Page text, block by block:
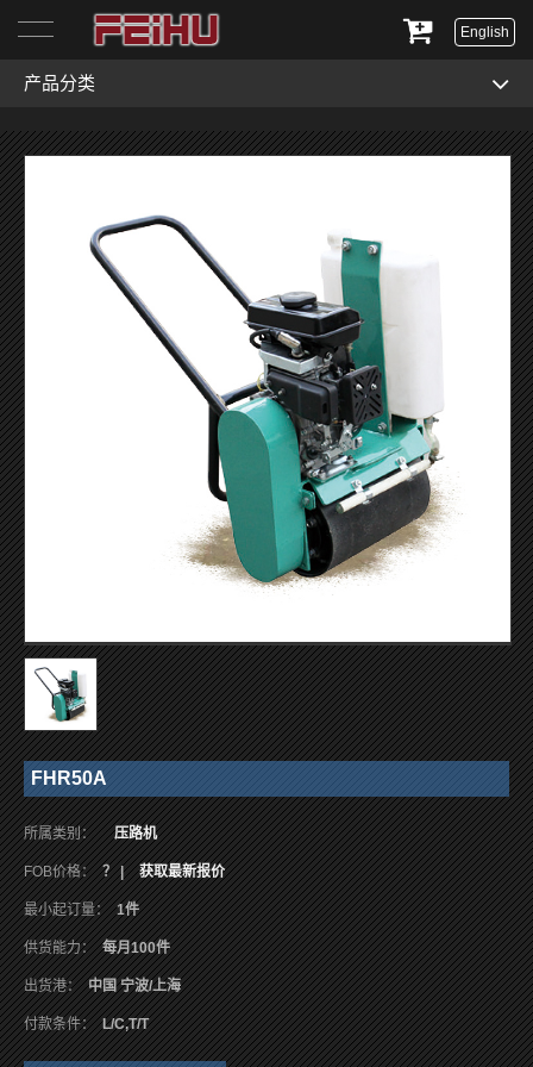
English
产品分类
FHR50A
所属类别： 压路机
FOB价格： ？ | 获取最新报价
最小起订量： 1件
供货能力： 每月100件
出货港： 中国 宁波/上海
付款条件： L/C,T/T
首页
关于我们
服务与支持